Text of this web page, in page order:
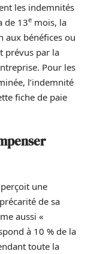
les indemnités
de 13e mois, la
aux bénéfices ou
prévus par la
Pour les
l’indemnité
fiche de paie
une
de sa
aussi «
à 10 % de la
toute la